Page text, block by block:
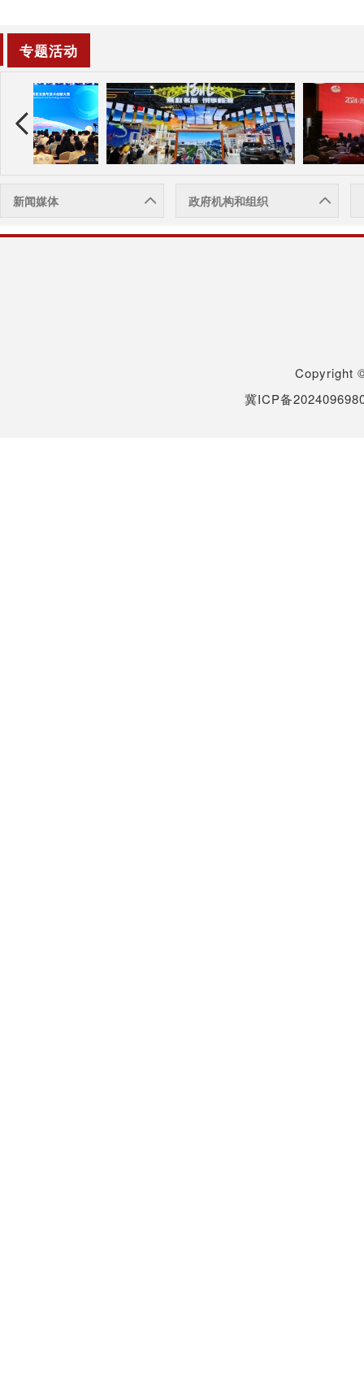
专题活动
新闻媒体 政府机构和组织
Copyright
冀ICP备